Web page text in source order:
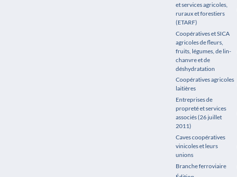
et services agricoles,
ruraux et forestiers
(ETARF)
Coopératives et SICA
agricoles de fleurs,
fruits, légumes, de lin-
chanvre et de
déshydratation
Coopératives agricoles
laitières
Entreprises de
propreté et services
associés (26 juillet
2011)
Caves coopératives
vinicoles et leurs
unions
Branche ferroviaire